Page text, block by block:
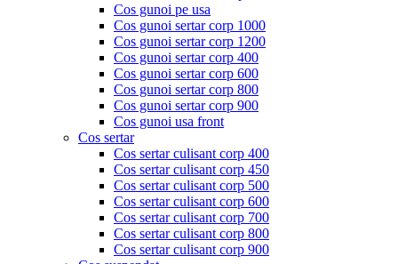
Cos gunoi pe usa
Cos gunoi sertar corp 1000
Cos gunoi sertar corp 1200
Cos gunoi sertar corp 400
Cos gunoi sertar corp 600
Cos gunoi sertar corp 800
Cos gunoi sertar corp 900
Cos gunoi usa front
Cos sertar
Cos sertar culisant corp 400
Cos sertar culisant corp 450
Cos sertar culisant corp 500
Cos sertar culisant corp 600
Cos sertar culisant corp 700
Cos sertar culisant corp 800
Cos sertar culisant corp 900